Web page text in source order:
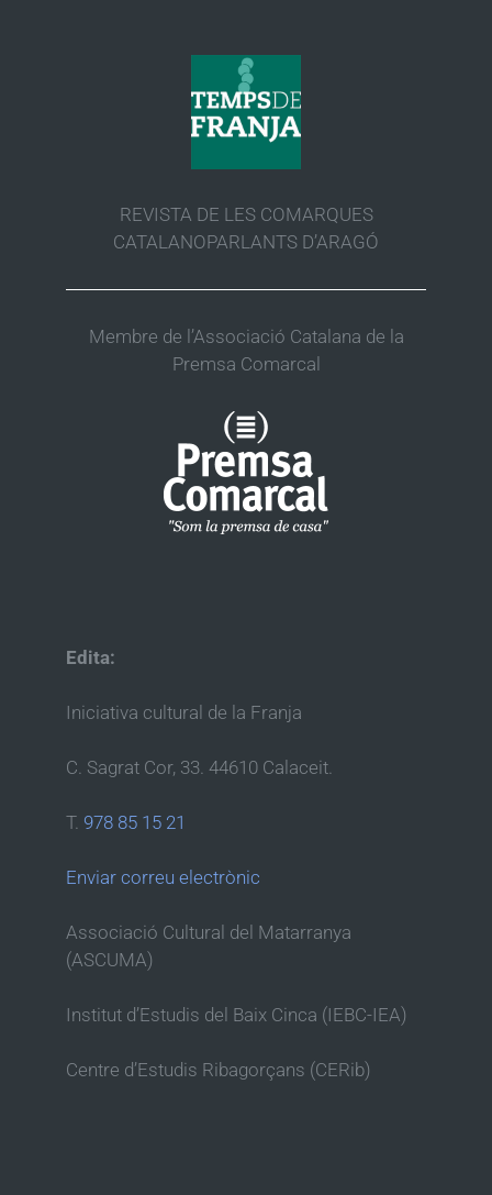
REVISTA DE LES COMARQUES
CATALANOPARLANTS D’ARAGÓ
Membre de l’Associació Catalana de la
Premsa Comarcal
Edita:
Iniciativa cultural de la Franja
C. Sagrat Cor, 33. 44610 Calaceit.
T. 978 85 15 21
Enviar correu electrònic
Associació Cultural del Matarranya
(ASCUMA)
Institut d’Estudis del Baix Cinca (IEBC-IEA)
Centre d’Estudis Ribagorçans (CERib)